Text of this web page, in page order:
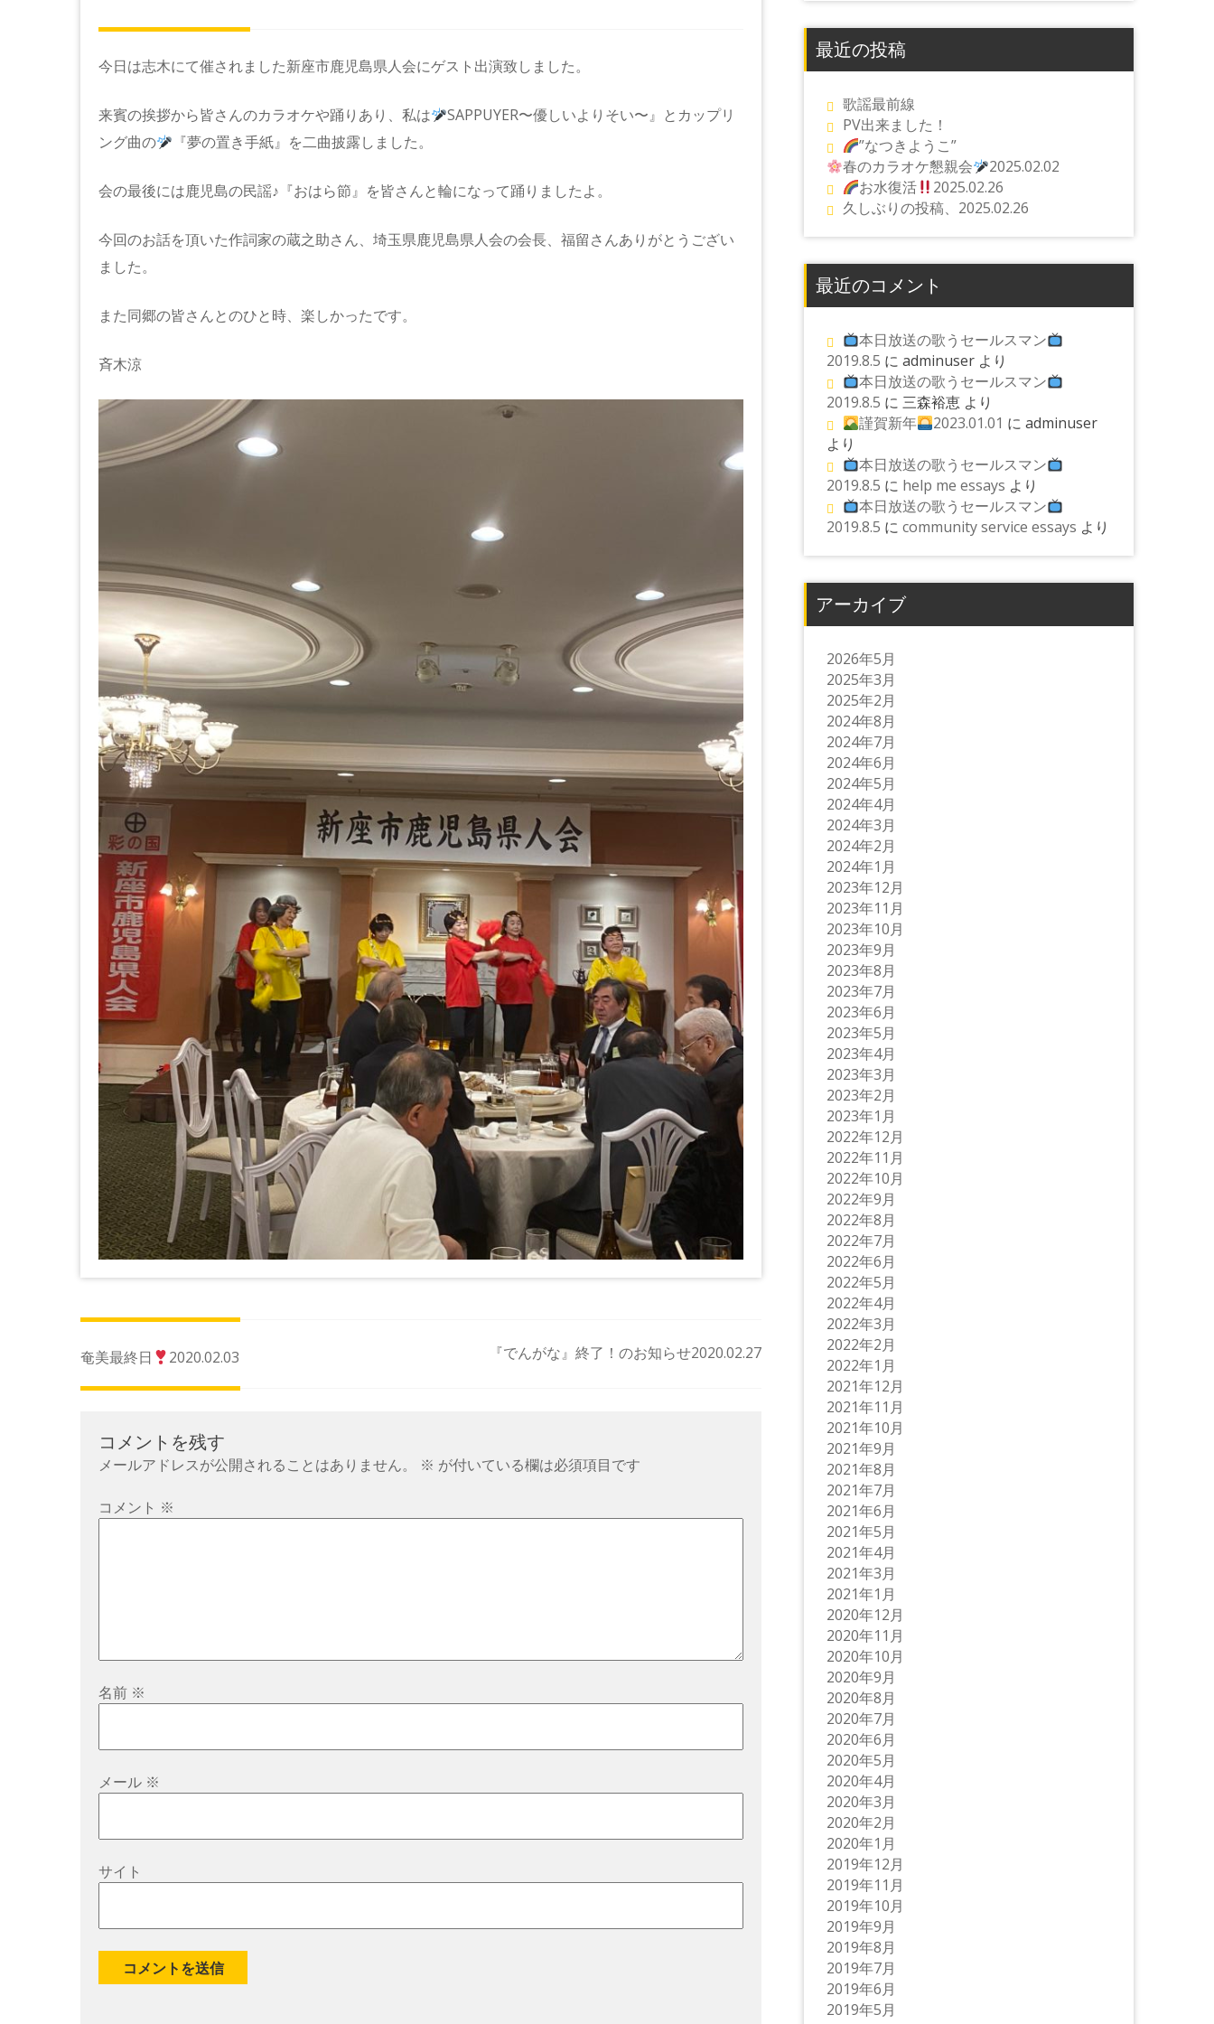
今日は志木にて催されました新座市鹿児島県人会にゲスト出演致しました。
来賓の挨拶から皆さんのカラオケや踊りあり、私は
SAPPUYER〜優しいよりそい〜』とカップリ
ング曲の
『夢の置き手紙』を二曲披露しました。
会の最後には鹿児島の民謡♪『おはら節』を皆さんと輪になって踊りましたよ。
今回のお話を頂いた作詞家の蔵之助さん、埼玉県鹿児島県人会の会長、福留さんありがとうござい
ました。
また同郷の皆さんとのひと時、楽しかったです。
斉木涼
投
奄美最終日 2020.02.03 『でんがな』終了！のお知らせ2020.02.27
コメントを残す
メールアドレスが公開されることはありません。 ※ が付いている欄は必須項目です
コメント ※
名前 ※
メール ※
サイト
最近の投稿
歌謡最前線
PV出来ました！
”なつきようこ”
春のカラオケ懇親会
2025.02.02
お水復活
2025.02.26
久しぶりの投稿、2025.02.26
最近のコメント
本日放送の歌うセールスマン
2019.8.5 に adminuserより
本日放送の歌うセールスマン
2019.8.5 に 三森裕恵より
謹賀新年
2023.01.01 にadminuser
より
本日放送の歌うセールスマン
2019.8.5 に help me essays より
本日放送の歌うセールスマン
2019.8.5 に community service essays より
アーカイブ
2026年5月
2025年3月
2025年2月
2024年8月
2024年7月
2024年6月
2024年5月
2024年4月
2024年3月
2024年2月
2024年1月
2023年12月
2023年11月
2023年10月
2023年9月
2023年8月
2023年7月
2023年6月
2023年5月
2023年4月
2023年3月
2023年2月
2023年1月
2022年12月
2022年11月
2022年10月
2022年9月
2022年8月
2022年7月
2022年6月
2022年5月
2022年4月
2022年3月
2022年2月
2022年1月
2021年12月
2021年11月
2021年10月
2021年9月
2021年8月
2021年7月
2021年6月
2021年5月
2021年4月
2021年3月
2021年1月
2020年12月
2020年11月
2020年10月
2020年9月
2020年8月
2020年7月
2020年6月
2020年5月
2020年4月
2020年3月
2020年2月
2020年1月
2019年12月
2019年11月
2019年10月
2019年9月
2019年8月
2019年7月
2019年6月
2019年5月